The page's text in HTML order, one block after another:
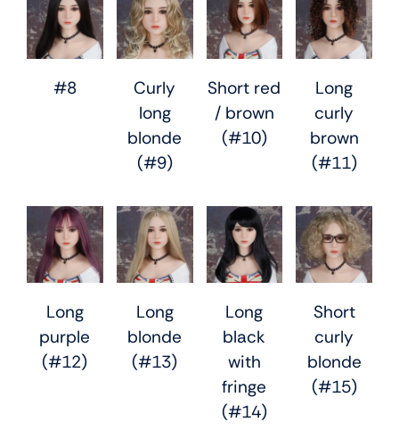
#8
Curly
long
blonde
(#9)
Short red
/ brown
(#10)
Long
curly
brown
(#11)
Long
purple
(#12)
Long
blonde
(#13)
Long
black
with
fringe
(#14)
Short
curly
blonde
(#15)